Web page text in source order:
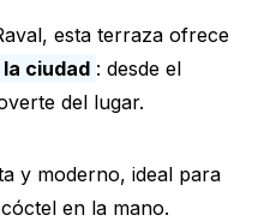
esta terraza ofrece
ciudad : desde el
del lugar.
y moderno, ideal para
en la mano.